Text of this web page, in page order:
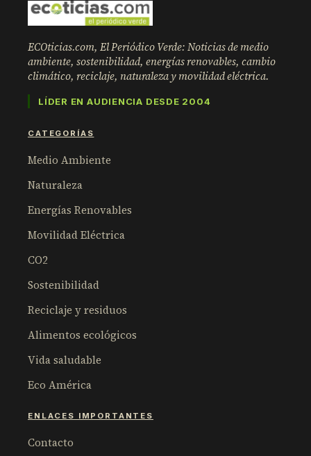
ECOticias.com, El Periódico Verde: Noticias de medio
ambiente, sostenibilidad, energías renovables, cambio
climático, reciclaje, naturaleza y movilidad eléctrica.
LÍDER EN AUDIENCIA DESDE 2004
CATEGORÍAS
Medio Ambiente
Naturaleza
Energías Renovables
Movilidad Eléctrica
CO2
Sostenibilidad
Reciclaje y residuos
Alimentos ecológicos
Vida saludable
Eco América
ENLACES IMPORTANTES
Contacto